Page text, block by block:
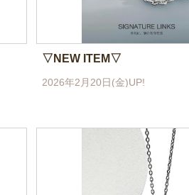
▽NEW ITEM▽
2026年2月20日(金)UP!